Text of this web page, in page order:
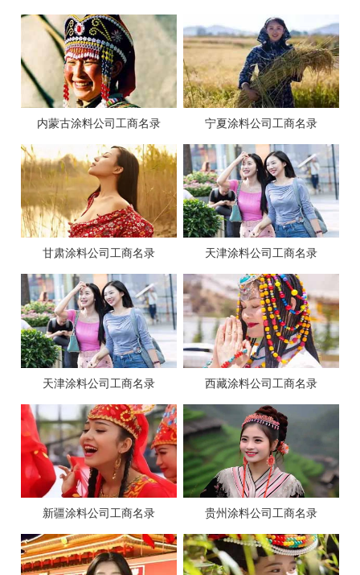
内蒙古涂料公司工商名录 宁夏涂料公司工商名录
甘肃涂料公司工商名录 天津涂料公司工商名录
天津涂料公司工商名录 西藏涂料公司工商名录
新疆涂料公司工商名录 贵州涂料公司工商名录